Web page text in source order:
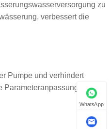
zu
verbessert die
Pumpe und verhindert
vor Ort
WhatsApp